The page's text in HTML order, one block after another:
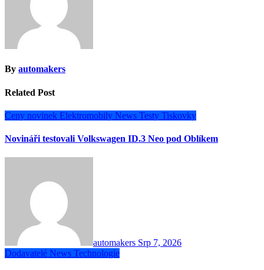
By automakers
Related Post
Ceny novinek Elektromobily News Testy Tiskovky
Novináři testovali Volkswagen ID.3 Neo pod Oblíkem
automakers Srp 7, 2026
Dodavatelé News Technologie